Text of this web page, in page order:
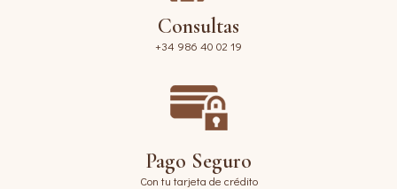
Consultas
+34 986 40 02 19
Pago Seguro
Con tu tarjeta de crédito